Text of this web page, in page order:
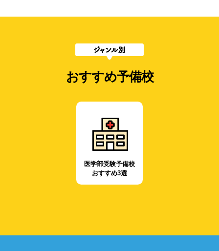
おすすめ予備校
医学部受験予備校
おすすめ3選